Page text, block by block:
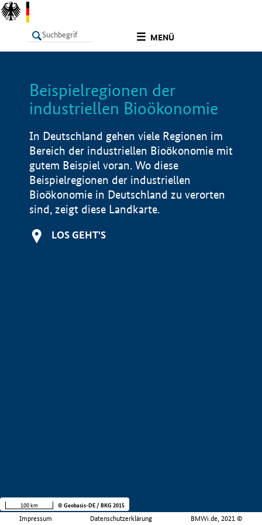
MENÜ
LISTE
Beispielregionen der
industriellen Bioökonomie
In Deutschland gehen viele Regionen im
Bereich der industriellen Bioökonomie mit
gutem Beispiel voran. Wo diese
Beispielregionen der industriellen
Bioökonomie in Deutschland zu verorten
sind, zeigt diese Landkarte.
LOS GEHT'S
Impressum Datenschutzerklärung BMWi.de, 2021 ©
100 km © Geobasis-DE / BKG 2015